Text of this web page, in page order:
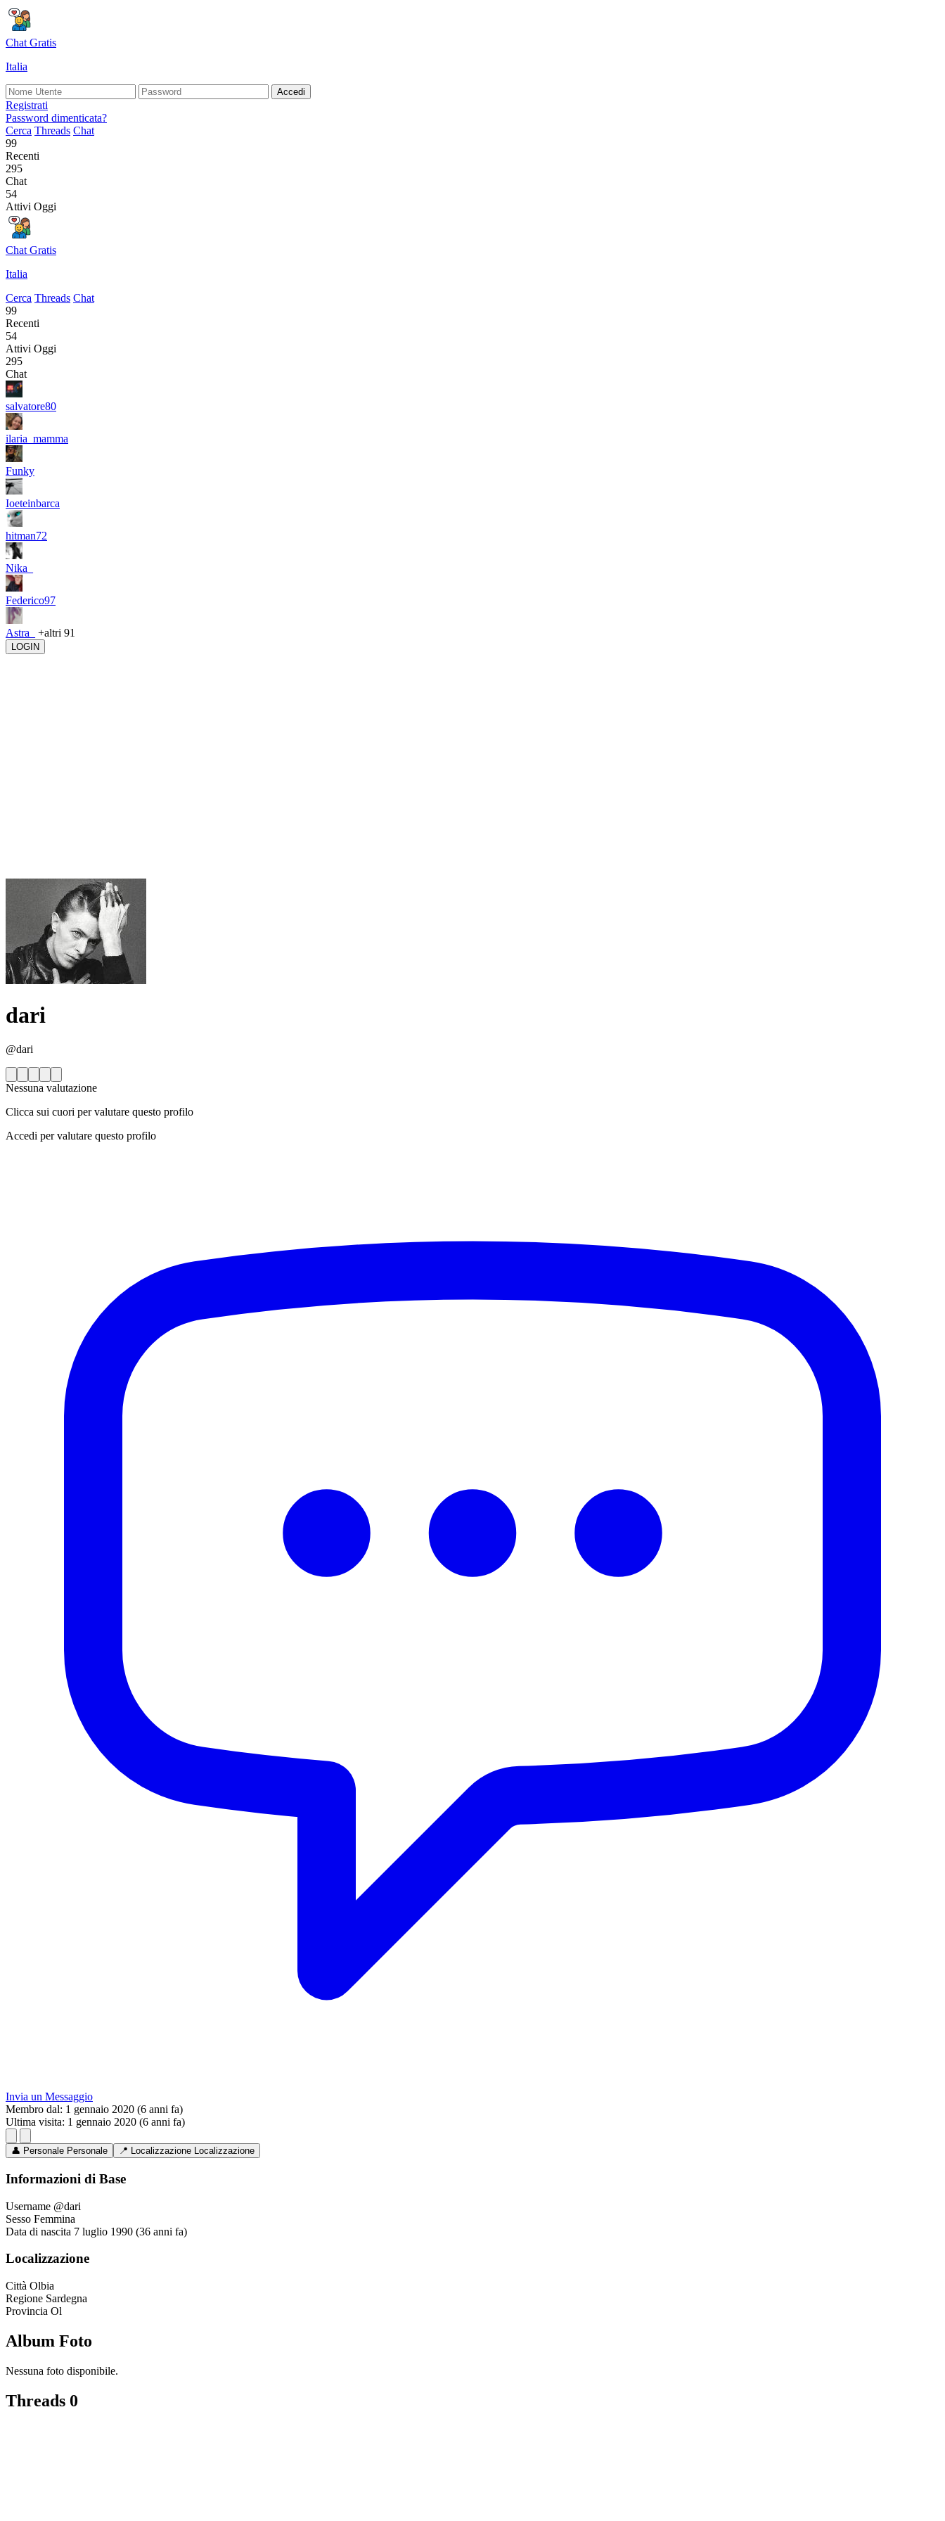
Chat Gratis
Italia
Accedi
Registrati
Password dimenticata?
Cerca Threads Chat
99
Recenti
295
Chat
54
Attivi Oggi
Chat Gratis
Italia
Cerca Threads Chat
99
Recenti
54
Attivi Oggi
295
Chat
salvatore80
ilaria_mamma
Funky
Ioeteinbarca
hitman72
Nika_
Federico97
Astra_ +altri 91
LOGIN
dari
@dari
Nessuna valutazione
Clicca sui cuori per valutare questo profilo
Accedi per valutare questo profilo
Invia un Messaggio
Membro dal: 1 gennaio 2020 (6 anni fa)
Ultima visita: 1 gennaio 2020 (6 anni fa)
👤 Personale Personale 📍 Localizzazione Localizzazione
Informazioni di Base
Username @dari
Sesso Femmina
Data di nascita 7 luglio 1990 (36 anni fa)
Localizzazione
Città Olbia
Regione Sardegna
Provincia Ol
Album Foto
Nessuna foto disponibile.
Threads 0